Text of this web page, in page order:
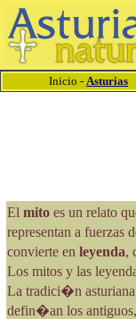
Inicio - Asturias
El mito es un relato
representan a
convierte en leyenda,
Los mitos y las
La tradici�n asturiana
defin�an los